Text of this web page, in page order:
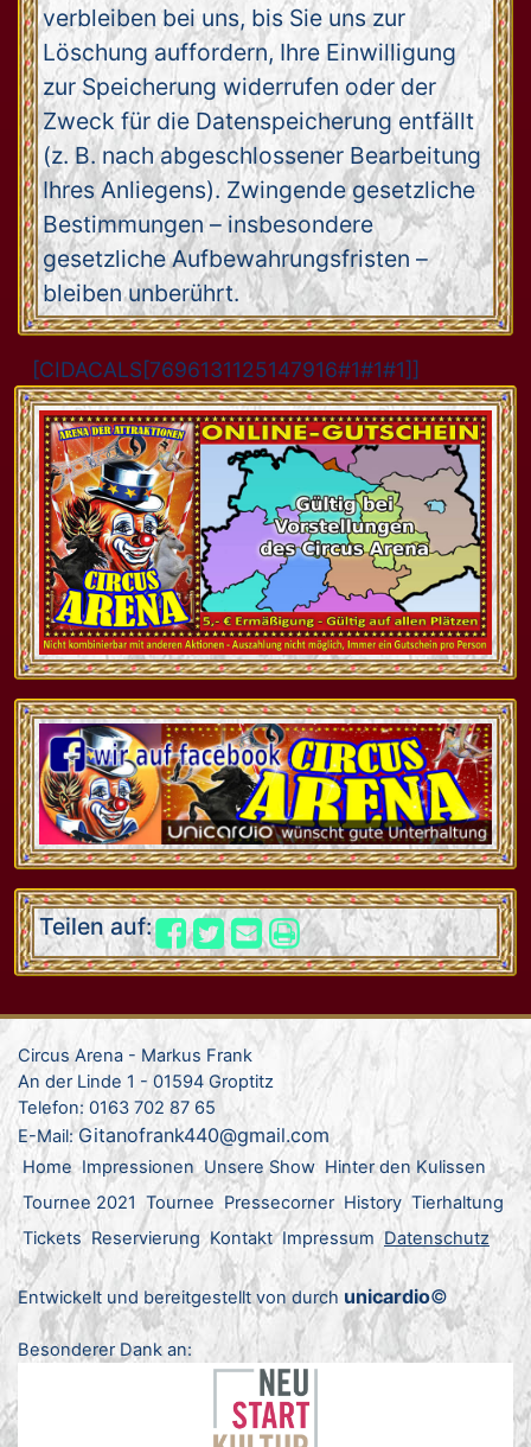
verbleiben bei uns, bis Sie uns zur
Löschung auffordern, Ihre Einwilligung
zur Speicherung widerrufen oder der
Zweck für die Datenspeicherung entfällt
(z. B. nach abgeschlossener Bearbeitung
Ihres Anliegens). Zwingende gesetzliche
Bestimmungen – insbesondere
gesetzliche Aufbewahrungsfristen –
bleiben unberührt.
[CIDACALS[7696131125147916#1#1#1]]
Teilen auf:
Circus Arena - Markus Frank
An der Linde 1 - 01594 Groptitz
Telefon: 0163 702 87 65
E-Mail:Gitanofrank440@gmail.com
Home Impressionen Unsere Show Hinter den Kulissen
Tournee 2021 Tournee Pressecorner History Tierhaltung
Tickets Reservierung Kontakt Impressum Datenschutz
Entwickelt und bereitgestellt von durch unicardio©
Besonderer Dank an: